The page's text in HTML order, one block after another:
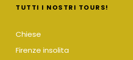
TUTTI I NOSTRI TOURS!
Chiese
Firenze insolita